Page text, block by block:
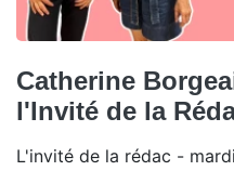
Catherine
l'Invité de la
L'invité de la rédac -